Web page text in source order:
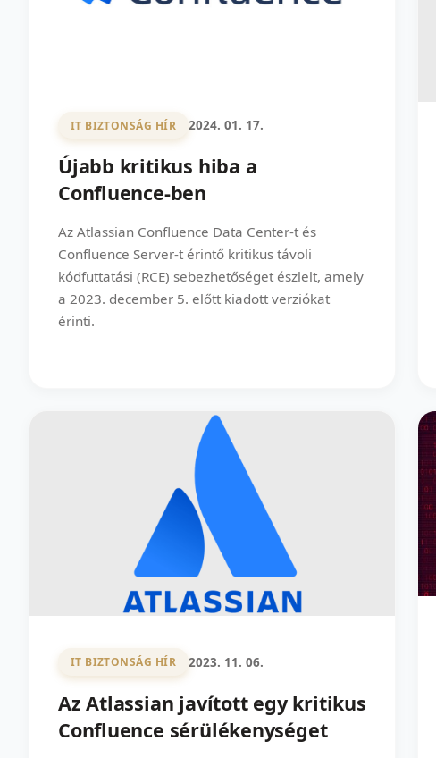
IT BIZTONSÁG HÍR 2024. 01. 17.
Újabb kritikus hiba a
Confluence-ben
Az Atlassian Confluence Data Center-t és
Confluence Server-t érintő kritikus távoli
kódfuttatási (RCE) sebezhetőséget észlelt, amely
a 2023. december 5. előtt kiadott verziókat
érinti.
IT BIZTONSÁG HÍR 2023. 11. 06.
Az Atlassian javított egy kritikus
Confluence sérülékenységet